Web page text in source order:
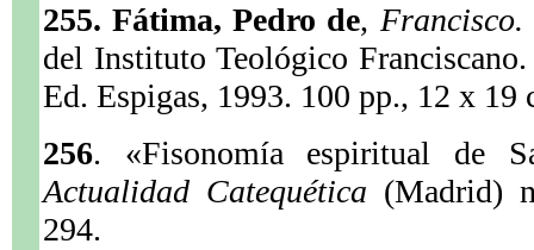
255. Fátima, Pedro de,
del Instituto Teológico
Ed. Espigas, 1993. 100 pp., 12 x 19
256. «Fisonomía espiritual de
Actualidad Catequética (Madrid)
294.